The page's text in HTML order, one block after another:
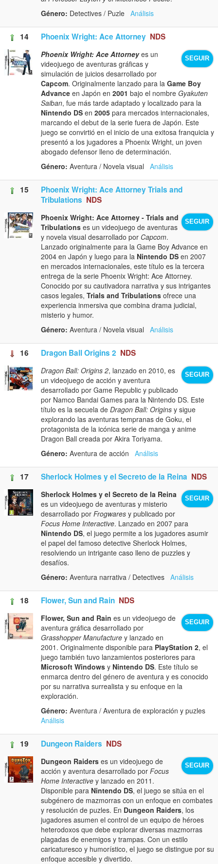
Género: Detectives / Puzle Análisis
14 Phoenix Wright: Ace Attorney NDS
SEGUIR
Phoenix Wright: Ace Attorneyes un
videojuego de aventuras gráficas y
simulación de juicios desarrollado por
Capcom. Originalmente lanzado para la Game Boy
Advance en Japón en 2001 bajo el nombre Gyakuten
Saiban, fue más tarde adaptado y localizado para la
Nintendo DS en 2005 para mercados internacionales,
marcando el debut de la serie fuera de Japón. Este
juego se convirtió en el inicio de una exitosa franquicia y
presentó a los jugadores a Phoenix Wright, un joven
abogado defensor lleno de determinación.
Género: Aventura / Novela visual Análisis
15
Phoenix Wright: Ace Attorney Trials and
Tribulations NDS
SEGUIR
Phoenix Wright: Ace Attorney - Trials and
Tribulations es un videojuego de aventuras
y novela visual desarrollado por Capcom.
Lanzado originalmente para la Game Boy Advance en
2004 en Japón y luego para la Nintendo DS en 2007
en mercados internacionales, este título es la tercera
entrega de la serie Phoenix Wright: Ace Attorney.
Conocido por su cautivadora narrativa y sus intrigantes
casos legales, Trials and Tribulations ofrece una
experiencia inmersiva que combina drama judicial,
misterio y humor.
Género: Aventura / Novela visual Análisis
16 Dragon Ball Origins 2 NDS
SEGUIR
Dragon Ball: Origins 2, lanzado en 2010, es
un videojuego de acción y aventura
desarrollado por Game Republic y publicado
por Namco Bandai Games para la Nintendo DS. Este
título es la secuela de Dragon Ball: Origins y sigue
explorando las aventuras tempranas de Goku, el
protagonista de la icónica serie de manga y anime
Dragon Ball creada por Akira Toriyama.
Género: Aventura de acción Análisis
17 Sherlock Holmes y el Secreto de la Reina NDS
SEGUIR
Sherlock Holmes y el Secreto de la Reina
es un videojuego de aventuras y misterio
desarrollado por Frogwares y publicado por
Focus Home Interactive. Lanzado en 2007 para
Nintendo DS, el juego permite a los jugadores asumir
el papel del famoso detective Sherlock Holmes,
resolviendo un intrigante caso lleno de puzzles y
desafíos.
Género: Aventura narrativa / Detectives Análisis
18 Flower, Sun and Rain NDS
SEGUIR
Flower, Sun and Rain es un videojuego de
aventura gráfica desarrollado por
Grasshopper Manufacture y lanzado en
2001. Originalmente disponible para PlayStation 2, el
juego también tuvo lanzamientos posteriores para
Microsoft Windows y Nintendo DS. Este título se
enmarca dentro del género de aventura y es conocido
por su narrativa surrealista y su enfoque en la
exploración.
Género: Aventura / Aventura de exploración y puzles
Análisis
19 Dungeon Raiders NDS
SEGUIR
Dungeon Raiders es un videojuego de
acción y aventura desarrollado por Focus
Home Interactive y lanzado en 2011.
Disponible para Nintendo DS, el juego se sitúa en el
subgénero de mazmorras con un enfoque en combates
y resolución de puzles. En Dungeon Raiders, los
jugadores asumen el control de un equipo de héroes
heterodoxos que debe explorar diversas mazmorras
plagadas de enemigos y trampas. Con un estilo
caricaturesco y humorístico, el juego se distingue por su
enfoque accesible y divertido.